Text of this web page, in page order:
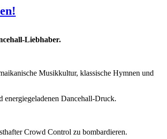
Liebhaber.
Musikkultur, klassische Hymnen und
Dancehall-Druck.
Crowd Control zu bombardieren.